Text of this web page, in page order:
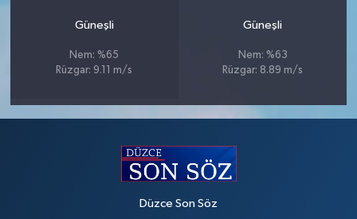
Güneşli
Nem: %65
Rüzgar: 9.11 m/s
Güneşli
Nem: %63
Rüzgar: 8.89 m/s
Düzce Son Söz